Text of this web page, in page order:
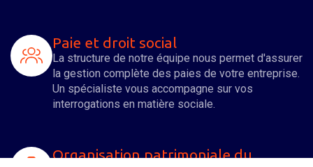
Paie et droit social
La structure de notre équipe nous permet d'assurer
la gestion complète des paies de votre entreprise.
Un spécialiste vous accompagne sur vos
interrogations en matière sociale.
Organisation patrimoniale du